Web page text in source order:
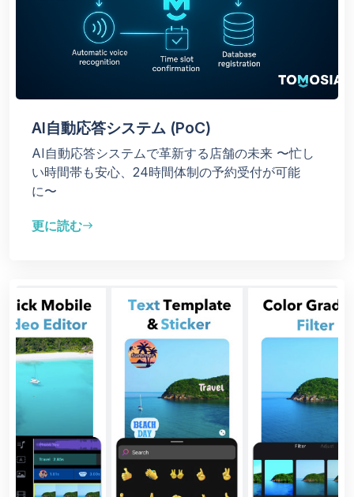
AI自動応答システム (PoC)
AI自動応答システムで革新する店舗の未来 〜忙し
い時間帯も安心、24時間体制の予約受付が可能
に〜
更に読むeast